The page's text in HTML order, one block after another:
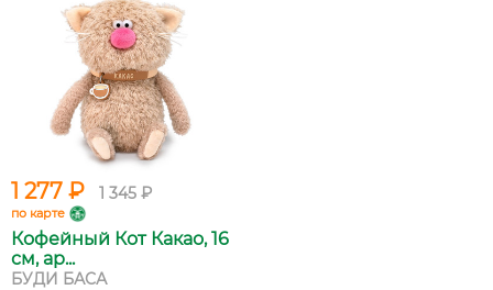
1 277 ₽ 1 345 ₽
по карте
Кофейный Кот Какао, 16
см, ар...
БУДИ БАСА